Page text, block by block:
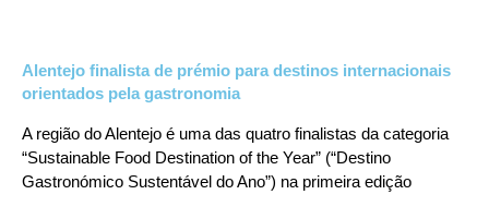
Alentejo finalista de prémio para destinos internacionais
orientados pela gastronomia
A região do Alentejo é uma das quatro finalistas da categoria
“Sustainable Food Destination of the Year” (“Destino
Gastronómico Sustentável do Ano”) na primeira edição